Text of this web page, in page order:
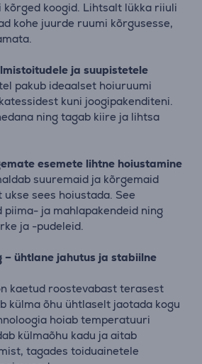
kõrged koogid. Lihtsalt lükka riiuli
kohe juurde ruumi kõrgusesse,
ja suupistetele
pakub ideaalset hoiuruumi
kuni joogipakenditeni.
ning tagab kiire ja lihtsa
esemete lihtne hoiustamine
suuremaid ja kõrgemaid
sees hoiustada. See
piima- ja mahlapakendeid ning
ja -pudeleid.
– ühtlane jahutus ja stabiilne
kaetud roostevabast terasest
külma õhu ühtlaselt jaotada kogu
hoiab temperatuuri
külmaõhu kadu ja aitab
tagades toiduainetele